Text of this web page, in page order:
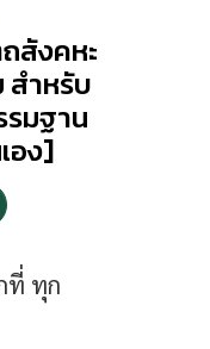
สังคหะ
สำหรับ
มฐาน
อง]
ที่ ทุก